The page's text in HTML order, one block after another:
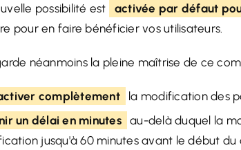
possibilité est activée par défaut
pour en faire bénéficier vos utilisateurs.
néanmoins la pleine maîtrise de ce
complètement
la modification des
un délai en minutes
au-delà duquel la
jusqu'à 60 minutes avant le début du